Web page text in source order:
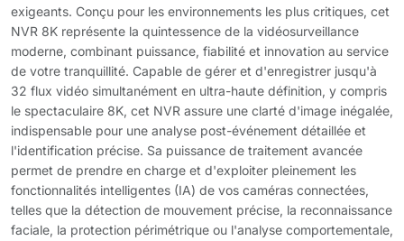
exigeants. Conçu pour les environnements les plus critiques, cet
NVR 8K représente la quintessence de la vidéosurveillance
moderne, combinant puissance, fiabilité et innovation au service
de votre tranquillité. Capable de gérer et d'enregistrer jusqu'à
32 flux vidéo simultanément en ultra-haute définition, y compris
le spectaculaire 8K, cet NVR assure une clarté d'image inégalée,
indispensable pour une analyse post-événement détaillée et
l'identification précise. Sa puissance de traitement avancée
permet de prendre en charge et d'exploiter pleinement les
fonctionnalités intelligentes (IA) de vos caméras connectées,
telles que la détection de mouvement précise, la reconnaissance
faciale, la protection périmétrique ou l'analyse comportementale,